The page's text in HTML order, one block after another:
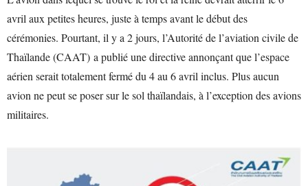
avril aux petites heures, juste à temps avant le début des
cérémonies. Pourtant, il y a 2 jours, l’Autorité de l’aviation civile de
Thaïlande (CAAT) a publié une directive annonçant que l’espace
aérien serait totalement fermé du 4 au 6 avril inclus. Plus aucun
avion ne peut se poser sur le sol thaïlandais, à l’exception des avions
militaires.